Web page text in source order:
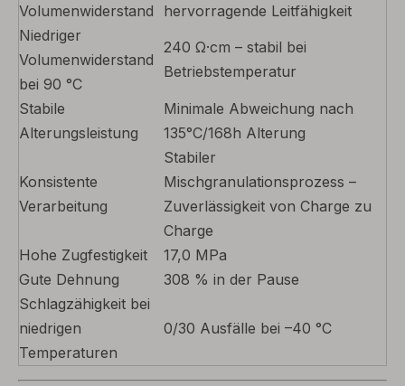
Volumenwiderstand
hervorragende Leitfähigkeit
Niedriger
Volumenwiderstand
bei 90 °C
240 Ω·cm – stabil bei
Betriebstemperatur
Stabile
Alterungsleistung
Minimale Abweichung nach
135°C/168h Alterung
Konsistente
Verarbeitung
Stabiler
Mischgranulationsprozess –
Zuverlässigkeit von Charge zu
Charge
Hohe Zugfestigkeit
17,0 MPa
Gute Dehnung
308 % in der Pause
Schlagzähigkeit bei
niedrigen
Temperaturen
0/30 Ausfälle bei –40 °C